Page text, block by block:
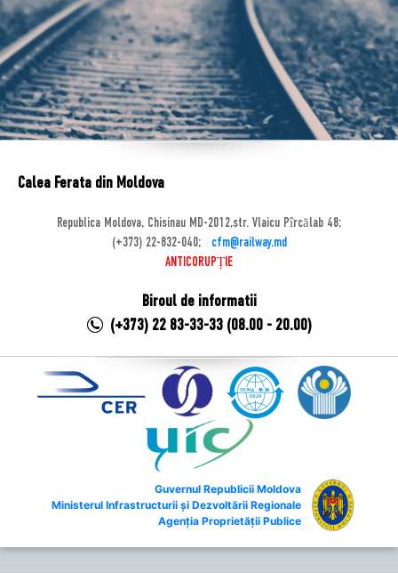
Calea Ferata din Moldova
Republica Moldova, Chisinau MD-2012,str. Vlaicu Pîrcălab 48;
(+373) 22-832-040;
cfm@railway.md
ANTICORUPȚIE
Biroul de informatii
(+373) 22 83-33-33 (08.00 - 20.00)
Guvernul Republicii Moldova
Ministerul Infrastructurii și Dezvoltării Regionale
Agenția Proprietății Publice